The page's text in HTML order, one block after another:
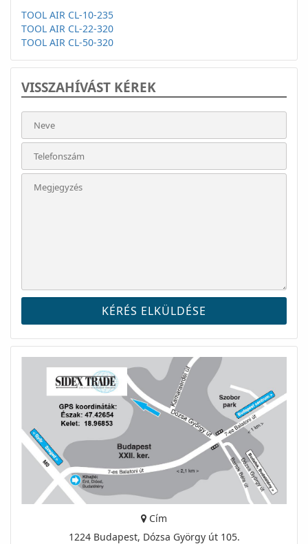
TOOL AIR CL-10-235
TOOL AIR CL-22-320
TOOL AIR CL-50-320
VISSZAHÍVÁST KÉREK
Cím
1224 Budapest, Dózsa György út 105.